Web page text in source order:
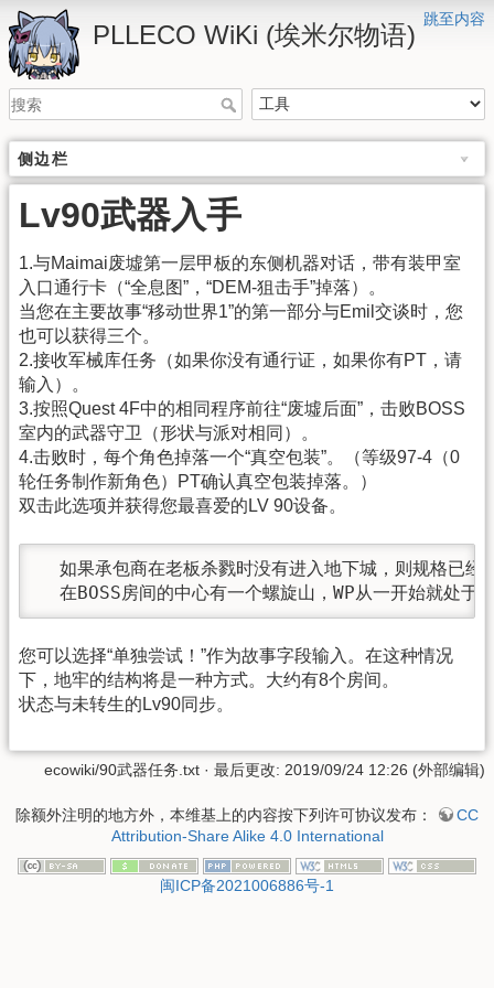
跳至内容
PLLECO WiKi (埃米尔物语)
侧边栏
Lv90武器入手
1.与Maimai废墟第一层甲板的东侧机器对话，带有装甲室
入口通行卡（“全息图”，“DEM-狙击手”掉落）。
当您在主要故事“移动世界1”的第一部分与Emil交谈时，您
也可以获得三个。
2.接收军械库任务（如果你没有通行证，如果你有PT，请
输入）。
3.按照Quest 4F中的相同程序前往“废墟后面”，击败BOSS
室内的武器守卫（形状与派对相同）。
4.击败时，每个角色掉落一个“真空包装”。（等级97-4（0
轮任务制作新角色）PT确认真空包装掉落。）
双击此选项并获得您最喜爱的LV 90设备。
如果承包商在老板杀戮时没有进入地下城，则规格
在BOSS房间的中心有一个螺旋山，WP从一开始就处于
您可以选择“单独尝试！”作为故事字段输入。在这种情况
下，地牢的结构将是一种方式。大约有8个房间。
状态与未转生的Lv90同步。
ecowiki/90武器任务.txt · 最后更改: 2019/09/24 12:26 (外部编辑)
除额外注明的地方外，本维基上的内容按下列许可协议发布：
CC
Attribution-Share Alike 4.0 International
闽ICP备2021006886号-1